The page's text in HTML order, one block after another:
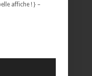
affiche ! } –